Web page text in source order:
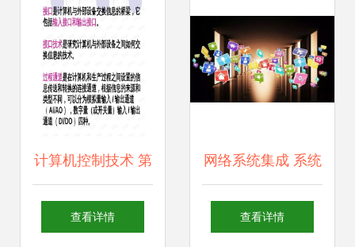
计算机控制技术 第
二章 - 计算机控制
查看详情
网络系统集成 系统
集成中的关键支柱
查看详情